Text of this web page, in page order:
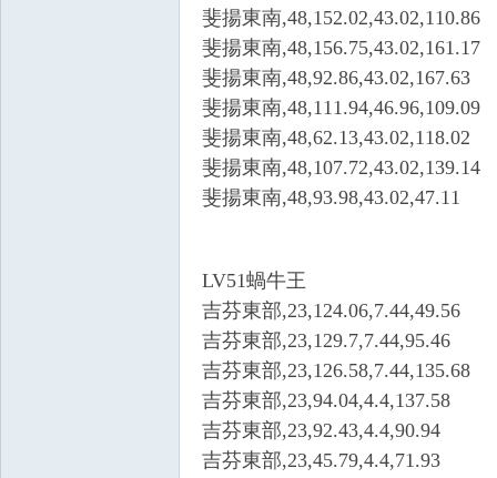
斐揚東南,48,152.02,43.02,110.86
斐揚東南,48,156.75,43.02,161.17
斐揚東南,48,92.86,43.02,167.63
斐揚東南,48,111.94,46.96,109.09
斐揚東南,48,62.13,43.02,118.02
斐揚東南,48,107.72,43.02,139.14
斐揚東南,48,93.98,43.02,47.11
LV51蝸牛王
吉芬東部,23,124.06,7.44,49.56
吉芬東部,23,129.7,7.44,95.46
吉芬東部,23,126.58,7.44,135.68
吉芬東部,23,94.04,4.4,137.58
吉芬東部,23,92.43,4.4,90.94
吉芬東部,23,45.79,4.4,71.93